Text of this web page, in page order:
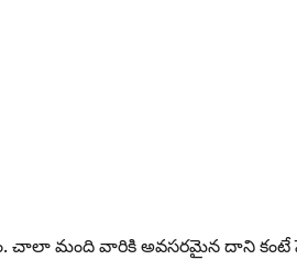
మంది వారికి అవసరమైన దాని కంటే